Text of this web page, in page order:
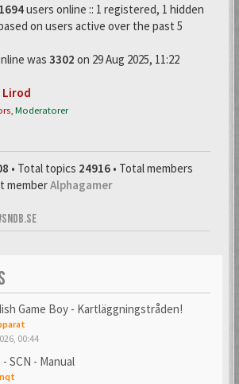
1694users online :: 1 registered, 1 hidden
on users active over the past 5
was 3302 on 29 Aug 2025, 11:22
Lirod
Moderatorer
• Total topics 24916 • Total members
memberAlphagamer
Game Boy - Kartläggningstråden!
00:44
- SCN - Manual